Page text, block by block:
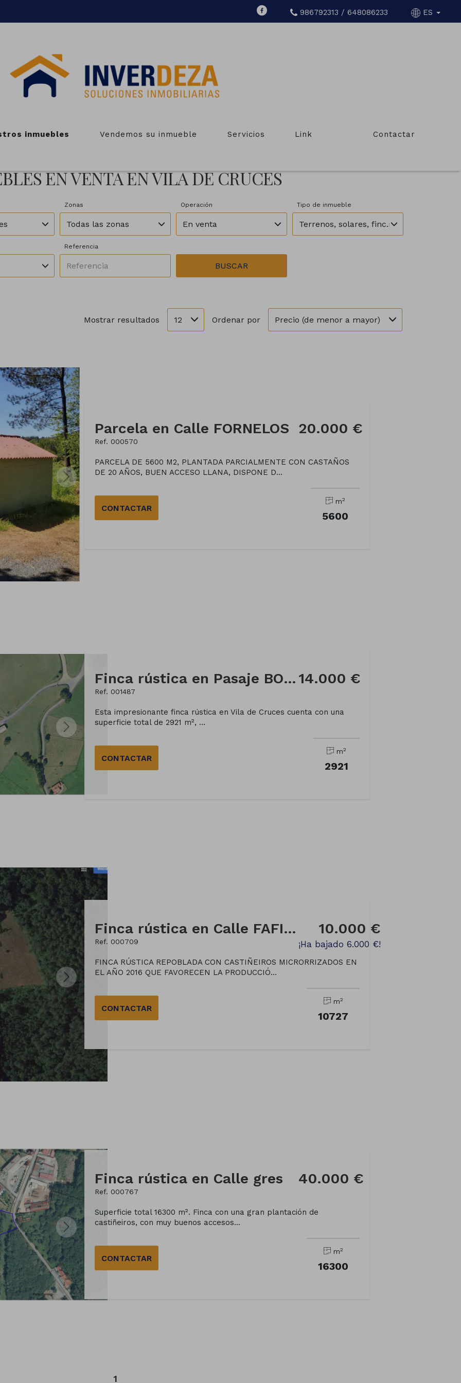
986792313 / 648086233 ES
inmuebles Vendemos su inmueble Servicios Link Contactar
EN VENTA EN VILA DE CRUCES
Zonas
Todas las zonas
Operación
En venta
Tipo de inmueble
Terrenos, solares, finc.rústicas,masías
Referencia
BUSCAR
Mostrar resultados 12 Ordenar por Precio (de menor a mayor)
Parcela en Calle FORNELOS
Ref. 000570
20.000 €
PARCELA DE 5600 M2, PLANTADA PARCIALMENTE CON CASTAÑOS
DE 20 AÑOS, BUEN ACCESO LLANA, DISPONE D...
CONTACTAR
m2
5600
Finca rústica en Pasaje BODAÑO
Ref. 001487
14.000 €
Esta impresionante finca rústica en Vila de Cruces cuenta con una
superficie total de 2921 m², ...
CONTACTAR
m2
2921
Finca rústica en Calle FAFIAS-TOIRIZ
Ref. 000709
10.000 €
¡Ha bajado 6.000 €!
FINCA RÚSTICA REPOBLADA CON CASTIÑEIROS MICRORRIZADOS EN
EL AÑO 2016 QUE FAVORECEN LA PRODUCCIÓ...
CONTACTAR
m2
10727
Finca rústica en Calle gres
Ref. 000767
40.000 €
Superficie total 16300 m². Finca con una gran plantación de
castiñeiros, con muy buenos accesos...
CONTACTAR
m2
16300
1